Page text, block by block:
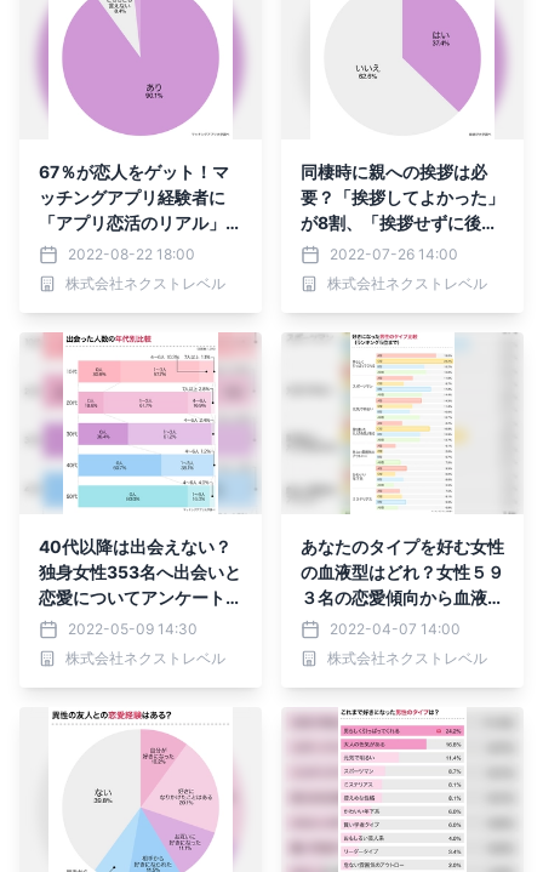
67％が恋人をゲット！マ
ッチングアプリ経験者に
「アプリ恋活のリアル」を
アンケート
2022-08-22 18:00
株式会社ネクストレベル
同棲時に親への挨拶は必
要？「挨拶してよかった」
が8割、「挨拶せずに後
悔」が1割
2022-07-26 14:00
株式会社ネクストレベル
40代以降は出会えない？
独身女性353名へ出会いと
恋愛についてアンケートし
ました2022-05-09 14:30
株式会社ネクストレベル
あなたのタイプを好む女性
の血液型はどれ？女性５９
３名の恋愛傾向から血液型
の相性を調査
2022-04-07 14:00
株式会社ネクストレベル